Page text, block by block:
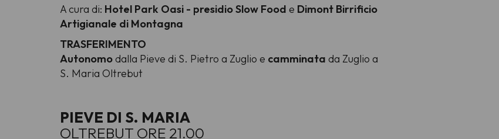
A cura di: Hotel Park Oasi - presidio Slow Food e Dimont Birrificio
Artigianale di Montagna
TRASFERIMENTO
Autonomodalla Pieve di S. Pietro a Zuglio e camminata da Zuglio a
S. Maria Oltrebut
PIEVE DI S. MARIA
OLTREBUT ORE 21.00